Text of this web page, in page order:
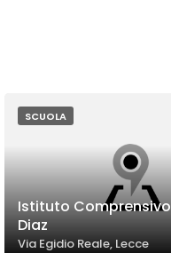
SCUOLA
Istituto
Diaz
Via Egidio Reale, Lecce